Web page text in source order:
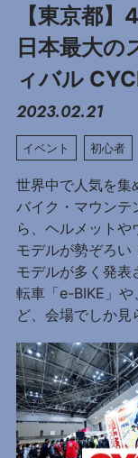
【東京都
日本最大の
ィバル
2023.02.21
イベント 初心者
世界中で人気を集
バイク・マウンテ
ら、ヘルメット
モデルが勢ぞろ
モデルが多く発表
転車「e-BIKE」
ど、会場でしか見